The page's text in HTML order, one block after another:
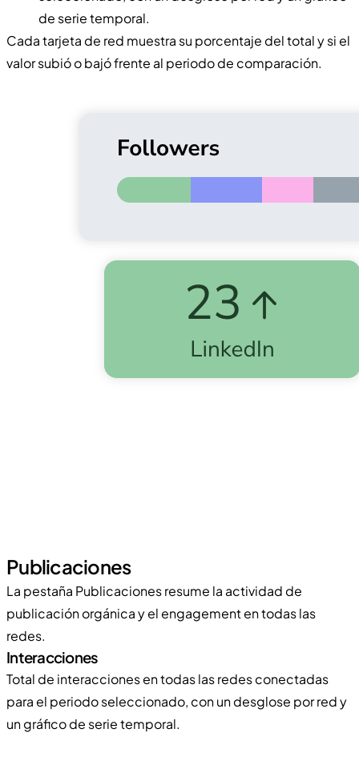
de serie temporal.
Cada tarjeta de red muestra su porcentaje del total y si el
valor subió o bajó frente al periodo de comparación.
Publicaciones
La pestaña Publicaciones resume la actividad de
publicación orgánica y el engagement en todas las
redes.
Interacciones
Total de interacciones en todas las redes conectadas
para el periodo seleccionado, con un desglose por red y
un gráfico de serie temporal.